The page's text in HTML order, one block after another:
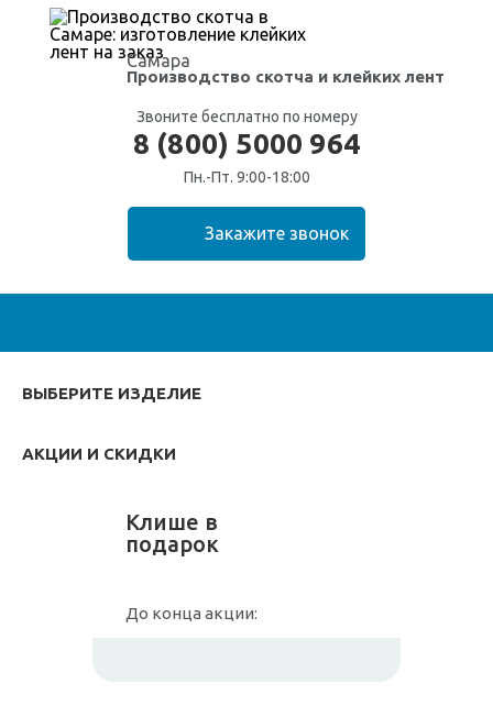
Самара
Производство скотча и клейких лент
Звоните бесплатно по номеру
8 (800) 5000 964
Пн.-Пт. 9:00-18:00
ВЫБЕРИТЕ ИЗДЕЛИЕ
АКЦИИ И СКИДКИ
Клише в
подарок
До конца акции: